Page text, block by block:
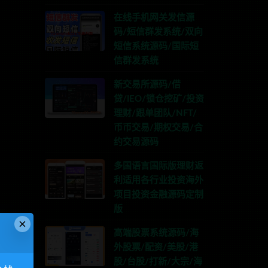
在线手机网关发信源
码/短信群发系统/双向
短信系统源码/国际短
信群发系统
新交易所源码/借
贷/IEO/锁仓挖矿/投资
理财/跟单团队/NFT/
币币交易/期权交易/合
约交易源码
多国语言国际版理财返
利适用各行业投资海外
项目投资金融源码定制
版
高端股票系统源码/海
外股票/配资/美股/港
股/台股/打新/大宗/海
×